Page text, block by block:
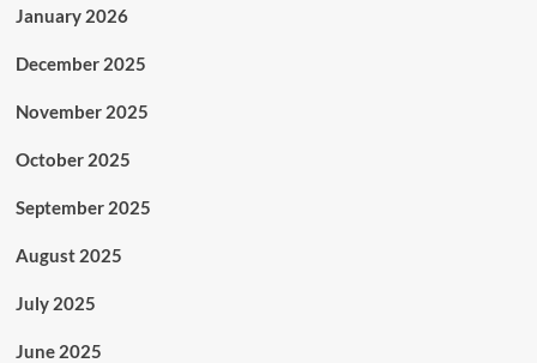
January 2026
December 2025
November 2025
October 2025
September 2025
August 2025
July 2025
June 2025